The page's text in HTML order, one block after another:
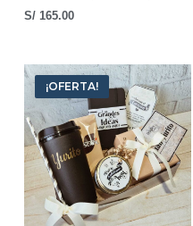
S/165.00
¡OFERTA!
El
precio
original
era:
S/ 99.00.
El
precio
actual
es:
S/ 89.00.